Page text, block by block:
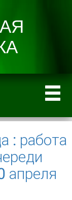
: работа
апреля